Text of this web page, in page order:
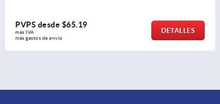
PVPS desde $65.19
más IVA
más gastos de envío
DETALLES